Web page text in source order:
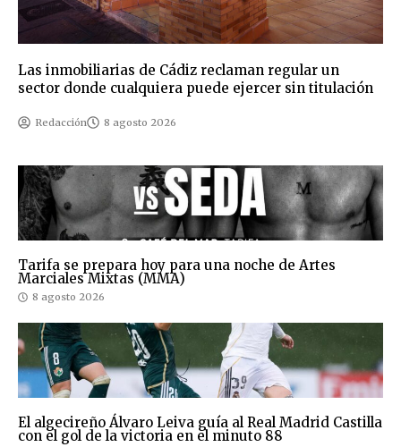
Las inmobiliarias de Cádiz reclaman regular un
sector donde cualquiera puede ejercer sin titulación
Redacción 8 agosto 2026
Tarifa se prepara hoy para una noche de Artes
Marciales Mixtas (MMA)
8 agosto 2026
El algecireño Álvaro Leiva guía al Real Madrid Castilla
con el gol de la victoria en el minuto 88